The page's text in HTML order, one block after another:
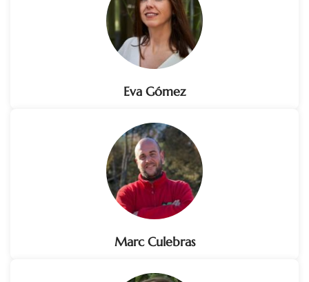
Eva Gómez
Marc Culebras